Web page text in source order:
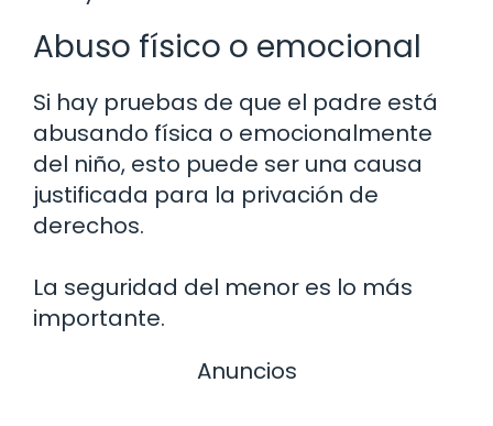
Abuso físico o emocional
Si hay pruebas de que el padre está
abusando física o emocionalmente
del niño, esto puede ser una causa
justificada para la privación de
derechos.
La seguridad del menor es lo más
importante.
Anuncios